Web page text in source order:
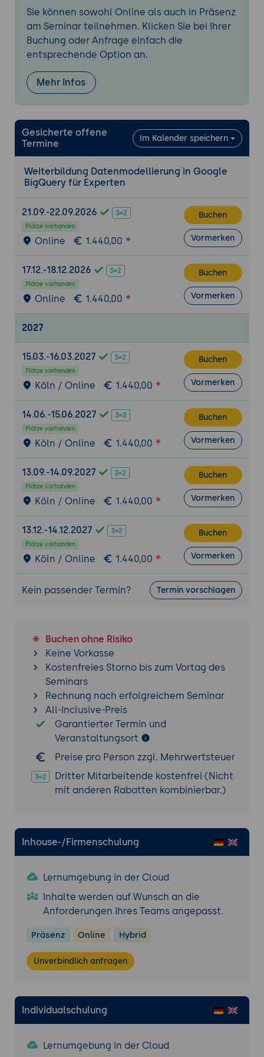
Verwaltung von SQL-Projekten
Inkrementelle Datenverarbeitung
Batch- und Streaming-Daten verarbeiten
Einführung in Change Data Capture (CDC)
Data Governance und Sicherheit
IAM-Rollen und Berechtigungen
Policy Tags und Data Catalog
Auditing und Monitoring
Governance-Strategien für Enterprise
Data Warehouses
BigLake und Datenintegration
BigLake als Data Lakehouse-Lösung
Externe Tabellen
Integration mit Cloud Storage
Zusammenspiel mit Apache Iceberg und
offenen Tabellenformaten
Anbindung externer Datenquellen
Machine Learning und Analytics
Einführung in BigQuery ML
Erstellung einfacher Machine-Learning-
Modelle mit SQL
Feature Engineering in BigQuery
Vorhersagemodelle und Modellbewertung
Integration in Analytics-Workflows
Praxis und Best Practices
Entwicklung eines performanten
Datenmodells
Optimierung realer SQL-Abfragen
Analyse von Kosten und Performance
Best Practices für skalierbare Enterprise-
Lösungen
Praxisübungen anhand realistischer Data-
Warehouse-Szenarien
Sie können sowohl Online als auch in Präsenz
am Seminar teilnehmen. Klicken Sie bei Ihrer
Buchung oder Anfrage einfach die
entsprechende Option an.
Mehr Infos
Gesicherte offene
Termine
Im Kalender speichern
Weiterbildung Datenmodellierung in Google
BigQuery für Experten
21.09.-22.09.2026
Plätze vorhanden
Online 1.440,00
Buchen
Vormerken
17.12.-18.12.2026
Plätze vorhanden
Online 1.440,00
Buchen
Vormerken
2027
15.03.-16.03.2027
Plätze vorhanden
Köln / Online 1.440,00
Buchen
Vormerken
14.06.-15.06.2027
Plätze vorhanden
Köln / Online 1.440,00
Buchen
Vormerken
13.09.-14.09.2027
Plätze vorhanden
Köln / Online 1.440,00
Buchen
Vormerken
13.12.-14.12.2027
Plätze vorhanden
Köln / Online 1.440,00
Buchen
Vormerken
Kein passender Termin? Termin vorschlagen
Buchen ohne Risiko
Keine Vorkasse
Kostenfreies Storno bis zum Vortag des
Seminars
Rechnung nach erfolgreichem Seminar
All-Inclusive-Preis
Garantierter Termin und
Veranstaltungsort
Preise pro Person zzgl. Mehrwertsteuer
Dritter Mitarbeitende kostenfrei (Nicht
mit anderen Rabatten kombinierbar.)
Inhouse-/Firmenschulung
Lernumgebung in der Cloud
Inhalte werden auf Wunsch an die
Anforderungen Ihres Teams angepasst.
Präsenz Online Hybrid
Unverbindlich anfragen
Individualschulung
Lernumgebung in der Cloud